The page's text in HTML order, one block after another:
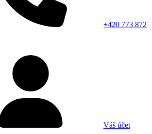
+420 773 872
Váš účet